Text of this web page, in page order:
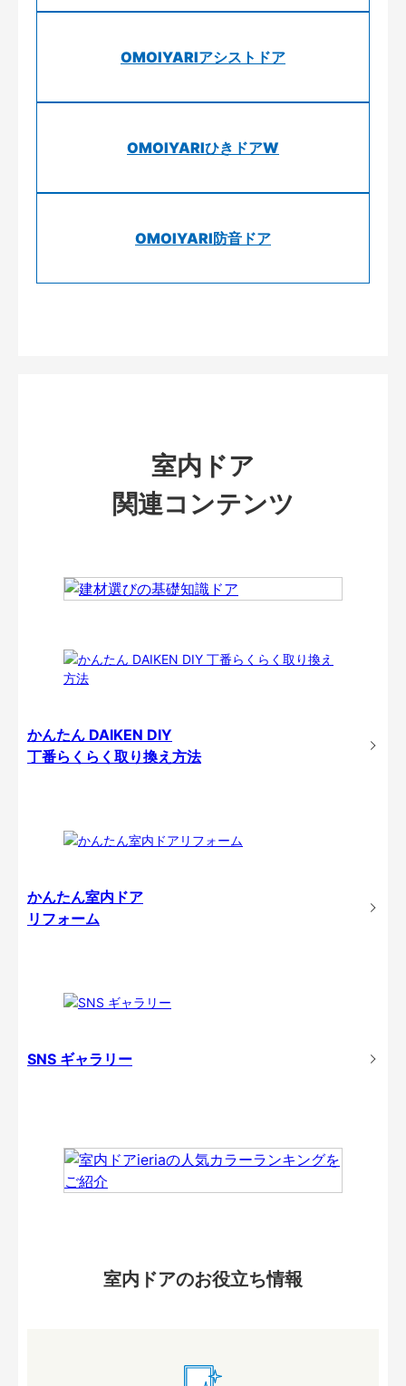
OMOIYARIアシストドア
OMOIYARIひきドアW
OMOIYARI防音ドア
室内ドア
関連コンテンツ
かんたん DAIKEN DIY
丁番らくらく取り換え方法
かんたん室内ドア
リフォーム
SNS ギャラリー
室内ドアのお役立ち情報